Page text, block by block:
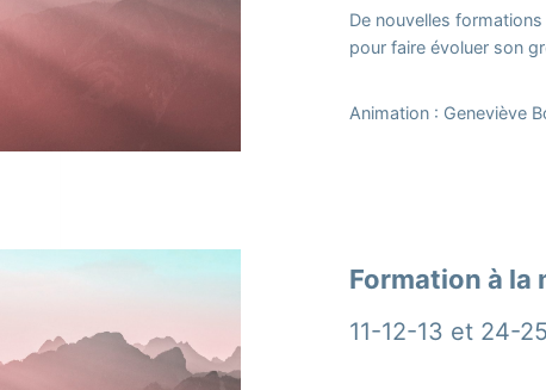
De nouvelles
pour faire évoluer son
Animation : Geneviève
Formation à la
11-12-13 et 24-